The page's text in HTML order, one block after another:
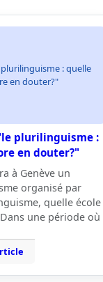
: quelle
en douter?"
plurilinguisme :
en douter?"
à Genève un
organisé par
quelle école
une période où